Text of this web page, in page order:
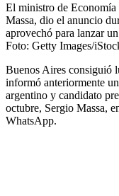
El ministro de
Massa, dio el anuncio
aprovechó para lanzar
Foto: Getty Images/
Buenos Aires consiguió
informó anteriormente
argentino y candidato
octubre, Sergio Massa,
WhatsApp.